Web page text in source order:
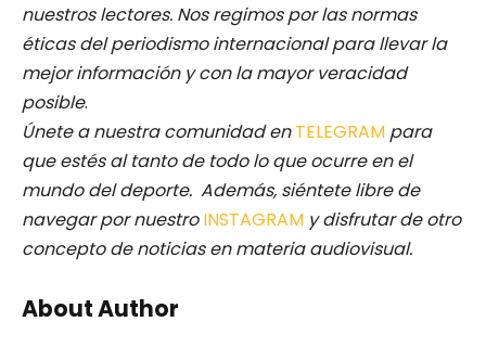
nuestros lectores. Nos regimos por las normas
éticas del periodismo internacional para llevar la
mejor información y con la mayor veracidad
posible.
Únete a nuestra comunidad enTELEGRAM para
que estés al tanto de todo lo que ocurre en el
mundo del deporte. Además, siéntete libre de
navegar por nuestro INSTAGRAM y disfrutar de otro
concepto de noticias en materia audiovisual.
About Author